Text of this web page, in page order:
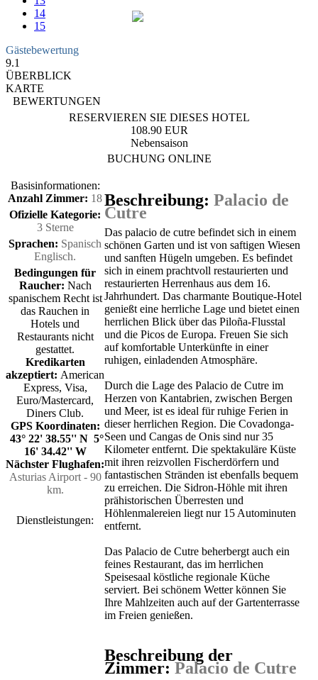
14
15
Gästebewertung
9.1
ÜBERBLICK
KARTE
BEWERTUNGEN
RESERVIEREN SIE DIESES HOTEL
108.90 EUR
Nebensaison
BUCHUNG ONLINE
Basisinformationen:
Anzahl Zimmer: 18
Ofizielle Kategorie:
3 Sterne
Sprachen: Spanisch
Englisch.
Bedingungen für
Raucher: Nach
spanischem Recht ist
das Rauchen in
Hotels und
Restaurants nicht
gestattet.
Kredikarten
akzeptiert: American
Express, Visa,
Euro/Mastercard,
Diners Club.
GPS Koordinaten:
43° 22' 38.55'' N 5°
16' 34.42'' W
Nächster Flughafen:
Asturias Airport - 90
km.
Dienstleistungen:
Beschreibung: Palacio de
Cutre
Das palacio de cutre befindet sich in einem
schönen Garten und ist von saftigen Wiesen
und sanften Hügeln umgeben. Es befindet
sich in einem prachtvoll restaurierten und
restaurierten Herrenhaus aus dem 16.
Jahrhundert. Das charmante Boutique-Hotel
genießt eine herrliche Lage und bietet einen
herrlichen Blick über das Piloña-Flusstal
und die Picos de Europa. Freuen Sie sich
auf komfortable Unterkünfte in einer
ruhigen, einladenden Atmosphäre.
Durch die Lage des Palacio de Cutre im
Herzen von Kantabrien, zwischen Bergen
und Meer, ist es ideal für ruhige Ferien in
dieser herrlichen Region. Die Covadonga-
Seen und Cangas de Onis sind nur 35
Kilometer entfernt. Die spektakuläre Küste
mit ihren reizvollen Fischerdörfern und
fantastischen Stränden ist ebenfalls bequem
zu erreichen. Die Sidron-Höhle mit ihren
prähistorischen Überresten und
Höhlenmalereien liegt nur 15 Autominuten
entfernt.
Das Palacio de Cutre beherbergt auch ein
feines Restaurant, das im herrlichen
Speisesaal köstliche regionale Küche
serviert. Bei schönem Wetter können Sie
Ihre Mahlzeiten auch auf der Gartenterrasse
im Freien genießen.
Beschreibung der
Zimmer: Palacio de Cutre